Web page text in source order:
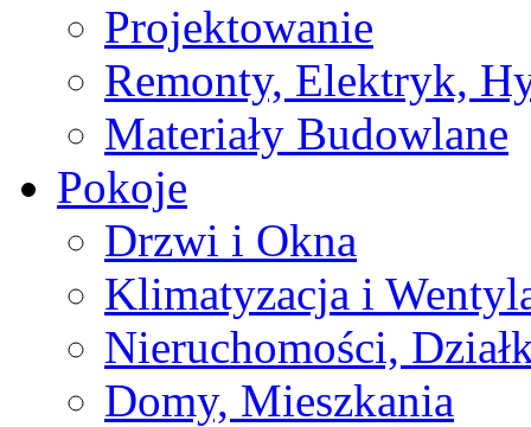
Projektowanie
Remonty, Elektryk,
Materiały Budowlane
Pokoje
Drzwi i Okna
Klimatyzacja i
Nieruchomości,
Domy, Mieszkania